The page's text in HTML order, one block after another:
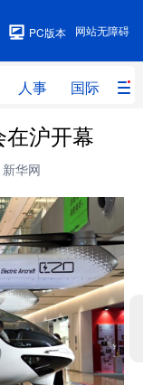
网站无障碍
PC版本
人事 国际 财
人事
教育
体育
军事
汽车
在沪开幕
华网